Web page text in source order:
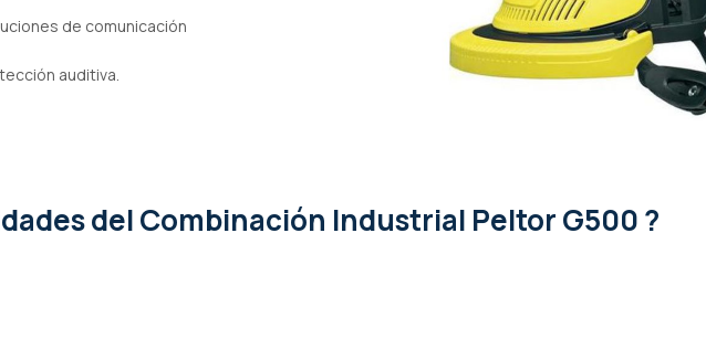
de comunicación
auditiva.
del Combinación Industrial Peltor G500 ?